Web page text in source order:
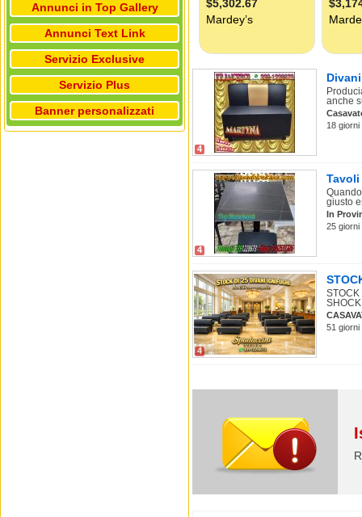
Annunci in Top Gallery
Annunci Text Link
Servizio Exclusive
Servizio Plus
Banner personalizzati
4
anche
18
4
Tavoli
giusto
In
25 giorni
4
51 giorni